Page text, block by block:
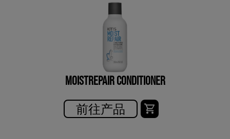
MOISTREPAIR CONDITIONER
前往产品